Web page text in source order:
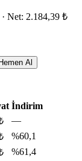
Net: 2.184,39 ₺
Hemen Al
İndirim
—
%60,1
%61,4